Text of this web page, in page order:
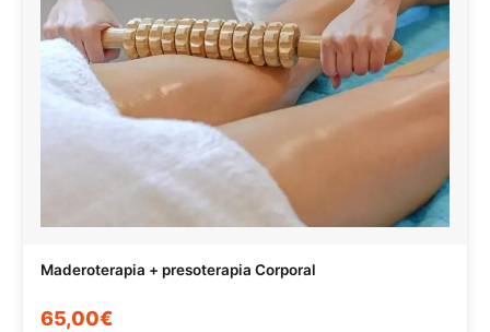
Maderoterapia + presoterapia Corporal
65,00€